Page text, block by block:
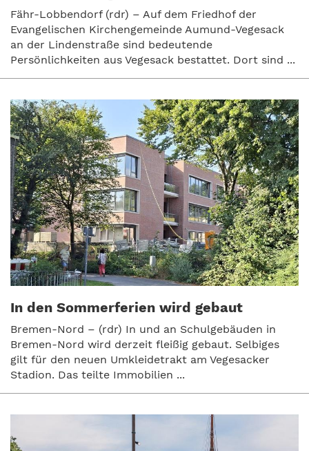
Fähr-Lobbendorf (rdr) – Auf dem Friedhof der
Evangelischen Kirchengemeinde Aumund-Vegesack
an der Lindenstraße sind bedeutende
Persönlichkeiten aus Vegesack bestattet. Dort sind ...
In den Sommerferien wird gebaut
Bremen-Nord – (rdr) In und an Schulgebäuden in
Bremen-Nord wird derzeit fleißig gebaut. Selbiges
gilt für den neuen Umkleidetrakt am Vegesacker
Stadion. Das teilte Immobilien ...